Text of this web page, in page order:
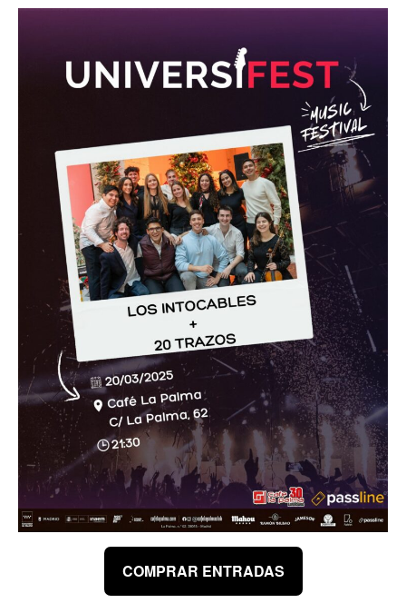
COMPRAR ENTRADAS